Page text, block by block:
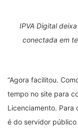
IPVA Digital
conectada em
“Agora facilitou.
tempo no site para
Licenciamento. Para
é do servidor público